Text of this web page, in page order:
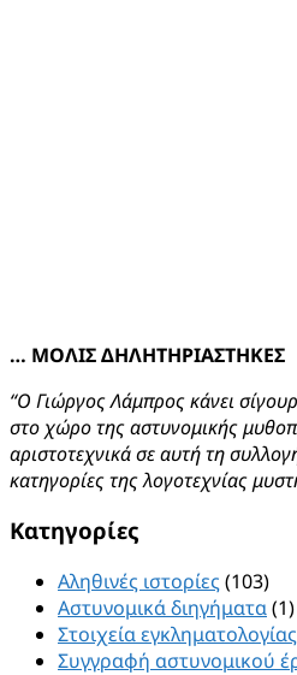
… ΜΟΛΙΣ ΔΗΛΗΤΗΡΙΑΣΤΗΚΕΣ
“Ο Γιώργος Λάμπρος κάνει
στο χώρο της αστυνομικής
αριστοτεχνικά σε αυτή τη
κατηγορίες της λογοτεχνίας
Kατηγορίες
Αληθινές ιστορίες (103)
Αστυνομικά διηγήματα(1)
Στοιχεία εγκληματολογίας
Συγγραφή αστυνομικού